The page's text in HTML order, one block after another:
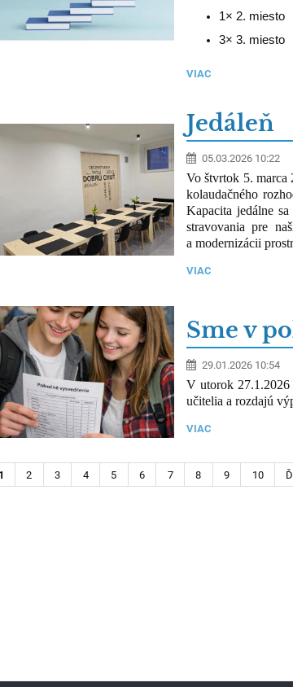
1× 2. miesto
3× 3. miesto
VIAC
Jedáleň
05.03.2026 10:22
Vo štvrtok 5. marca
kolaudačného
Kapacita jedálne
stravovania pre
a modernizácii
VIAC
Sme v
29.01.2026 10:54
V utorok 27.1.2026
učitelia a rozdajú
VIAC
1 2 3 4 5 6 7 8 9 10